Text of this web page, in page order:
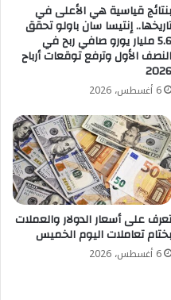
بنتائج قياسية هي الأعلى في
تاريخها.. إنتيسا سان باولو تحقق
5.6 مليار يورو صافي ربح في
النصف الأول وترفع توقعات أرباح
2026
6 أغسطس، 2026
تعرف على أسعار الدولار والعملات
بختام تعاملات اليوم الخميس
6 أغسطس، 2026